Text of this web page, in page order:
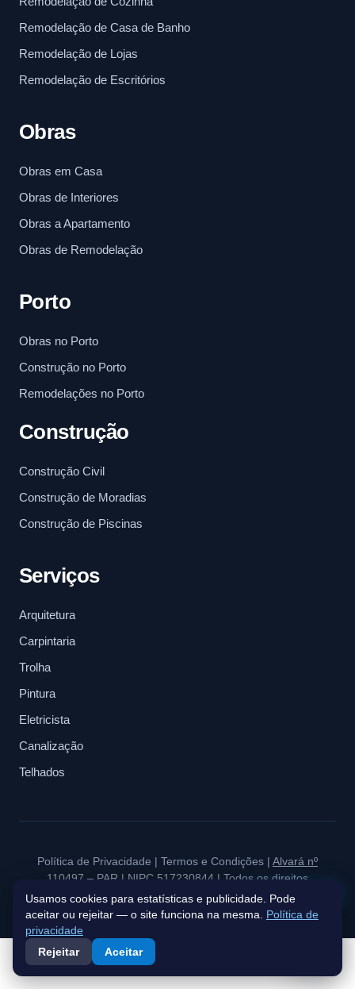
Remodelação de Casa de Banho
Remodelação de Lojas
Remodelação de Escritórios
Obras
Obras em Casa
Obras de Interiores
Obras a Apartamento
Obras de Remodelação
Porto
Obras no Porto
Construção no Porto
Remodelações no Porto
Construção
Construção Civil
Construção de Moradias
Construção de Piscinas
Serviços
Arquitetura
Carpintaria
Trolha
Pintura
Eletricista
Canalização
Telhados
Política de Privacidade | Termos e Condições | Alvará nº
110497 – PAR | NIPC 517230844 | Todos os direitos
reservados à BluePeak Estate & Investments.Fale connosco
Usamos cookies para estatísticas e publicidade. Pode
aceitar ou rejeitar — o site funciona na mesma. Política de
privacidade
Rejeitar
Aceitar